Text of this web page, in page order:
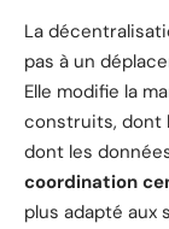
La
pas à un
Elle modifie la
construits, dont
dont les
coordination
plus adapté